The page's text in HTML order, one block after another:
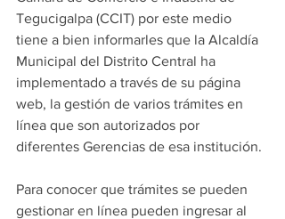
Tegucigalpa (CCIT) por este medio
tiene a bien informarles que la Alcaldía
Municipal del Distrito Central ha
implementado a través de su página
web, la gestión de varios trámites en
línea que son autorizados por
diferentes Gerencias de esa institución.
Para conocer que trámites se pueden
gestionar en línea pueden ingresar al